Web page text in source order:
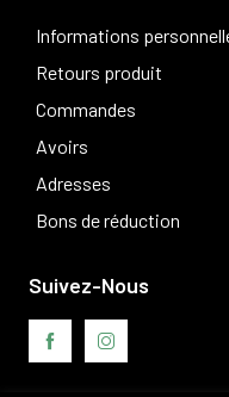
Informations
Retours produit
Commandes
Avoirs
Adresses
Bons de réduction
Suivez-Nous